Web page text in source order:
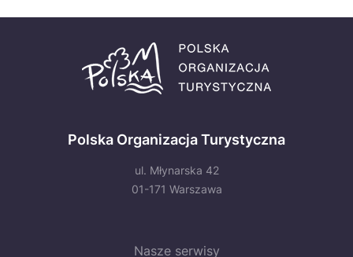
Polska Organizacja Turystyczna
ul. Młynarska 42
01-171 Warszawa
Nasze serwisy